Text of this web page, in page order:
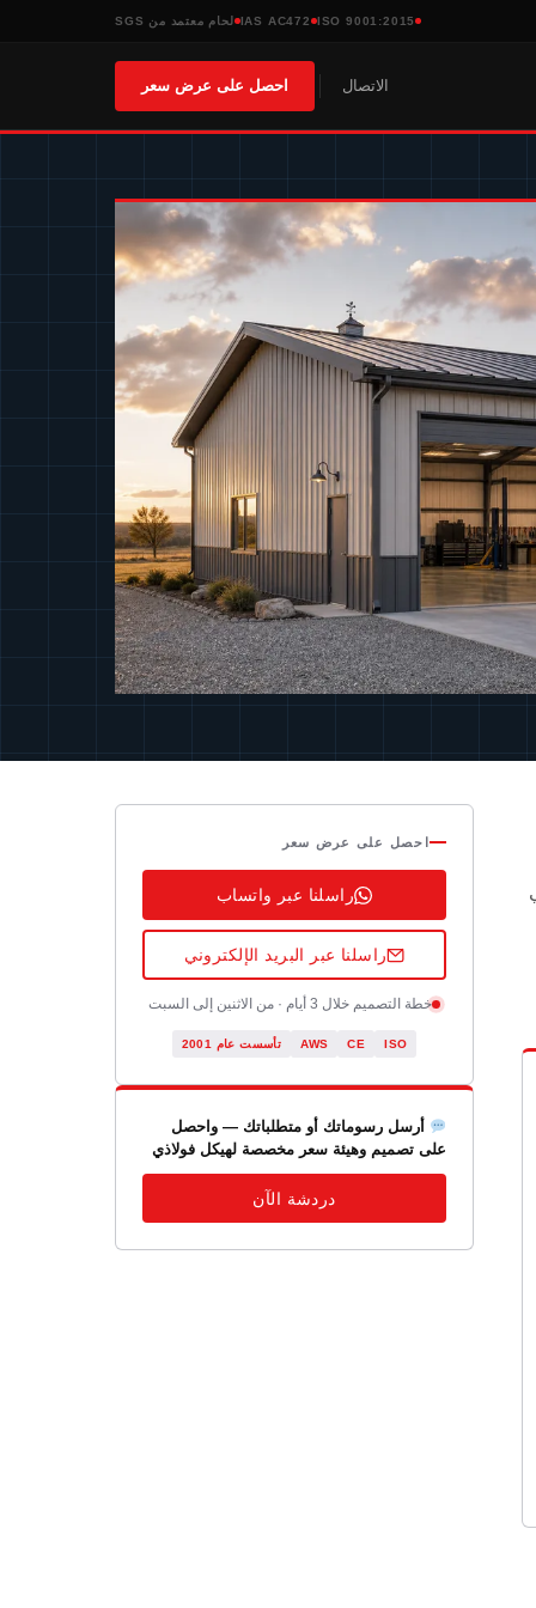
ISO 9001:2015
IAS AC472 لحام معتمد من SGS
الاتصال احصل على عرض سعر
احصل على عرض سعر
راسلنا عبر واتساب
راسلنا عبر البريد الإلكتروني
خطة التصميم خلال 3 أيام · من الاثنين إلى السبت
ISO
CE
AWS تأسست عام 2001
أرسل رسوماتك أو متطلباتك — واحصل
على تصميم وهيئة سعر مخصصة لهيكل فولاذي
دردشة الآن